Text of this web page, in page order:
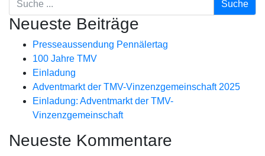
Neueste Beiträge
Presseaussendung Pennälertag
100 Jahre TMV
Einladung
Adventmarkt der TMV-Vinzenzgemeinschaft 2025
Einladung: Adventmarkt der TMV-
Vinzenzgemeinschaft
Neueste Kommentare